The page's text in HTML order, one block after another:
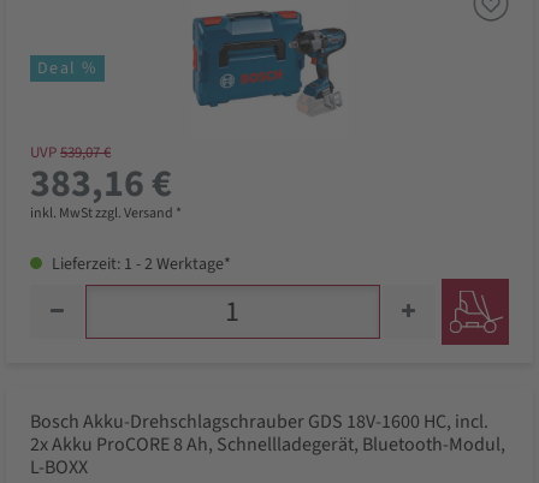
Deal %
UVP539,07 €
383,16 €
inkl. MwSt zzgl. Versand *
Lieferzeit: 1 - 2 Werktage*
Bosch Akku-Drehschlagschrauber GDS 18V-1600 HC, incl.
2x Akku ProCORE 8 Ah, Schnellladegerät, Bluetooth-Modul,
L-BOXX